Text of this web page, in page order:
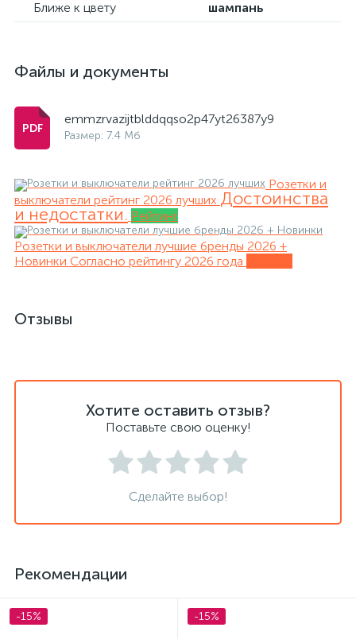
Ближе к цвету шампань
Файлы и документы
emmzrvazijtblddqqso2p47yt26387y9
Размер: 7.4 Мб
Розетки и
выключатели рейтинг 2026 лучших Достоинства
и недостатки. Рейтинг
Розетки и выключатели лучшие бренды 2026 +
Новинки Согласно рейтингу 2026 года
Отзывы
Хотите оставить отзыв?
Поставьте свою оценку!
Сделайте выбор!
Рекомендации
-15% -15%